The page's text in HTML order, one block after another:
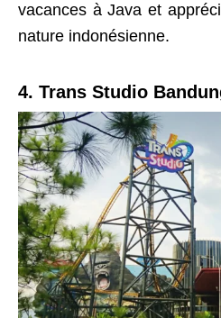
vacances à Java et
nature indonésienne.
4. Trans Studio